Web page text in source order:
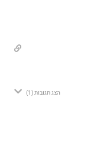
הצג תגובות(1)